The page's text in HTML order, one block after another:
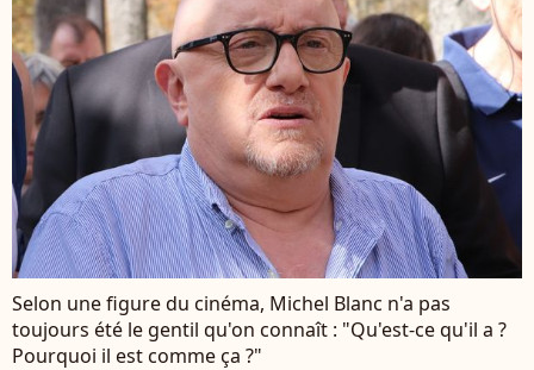
Selon une figure du cinéma, Michel Blanc n'a pas
toujours été le gentil qu'on connaît : "Qu'est-ce qu'il a ?
Pourquoi il est comme ça ?"